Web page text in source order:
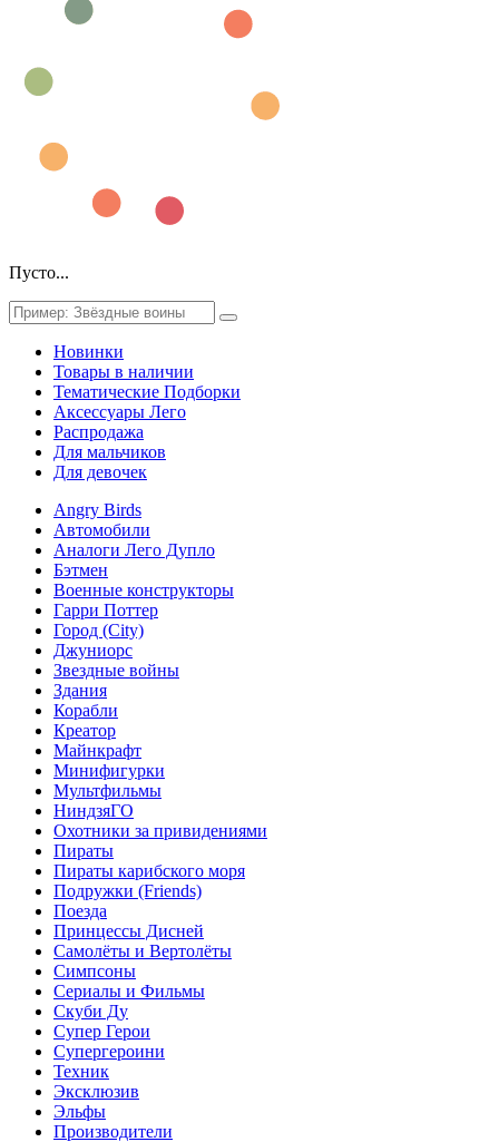
Пусто...
Новинки
Товары в наличии
Тематические Подборки
Аксессуары Лего
Распродажа
Для мальчиков
Для девочек
Angry Birds
Автомобили
Аналоги Лего Дупло
Бэтмен
Военные конструкторы
Гарри Поттер
Город (City)
Джуниорс
Звездные войны
Здания
Корабли
Креатор
Майнкрафт
Минифигурки
Мультфильмы
НиндзяГО
Охотники за привидениями
Пираты
Пираты карибского моря
Подружки (Friends)
Поезда
Принцессы Дисней
Самолёты и Вертолёты
Симпсоны
Сериалы и Фильмы
Скуби Ду
Супер Герои
Супергероини
Техник
Эксклюзив
Эльфы
Производители